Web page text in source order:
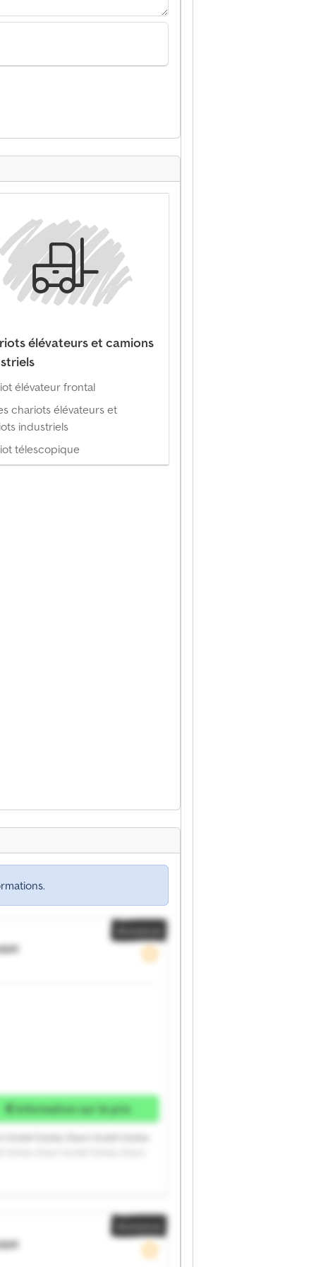
élévateurs et camions
élévateur frontal
chariots élévateurs et
industriels
télescopique
Annonce
Information sur le prix